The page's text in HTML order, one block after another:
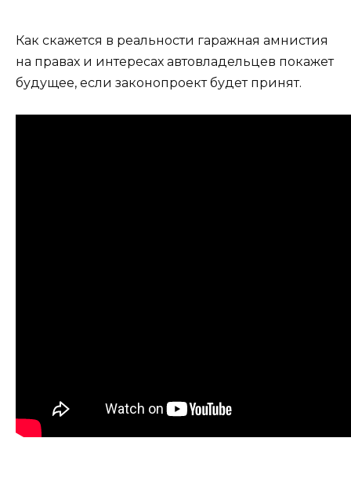
Как скажется в реальности гаражная амнистия
на правах и интересах автовладельцев покажет
будущее, если законопроект будет принят.